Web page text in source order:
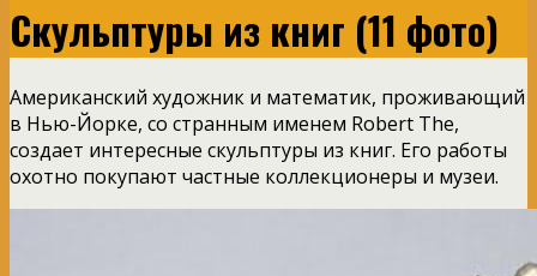
Скульптуры из книг (11 фото)
Американский художник и математик, проживающий
в Нью-Йорке, со странным именем Robert The,
создает интересные скульптуры из книг. Его работы
охотно покупают частные коллекционеры и музеи.